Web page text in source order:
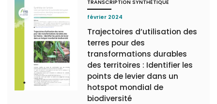
TRANSCRIPTION SYNTHÉTIQUE
février 2024
Trajectoires d’utilisation des
terres pour des
transformations durables
des territoires : Identifier les
points de levier dans un
hotspot mondial de
biodiversité